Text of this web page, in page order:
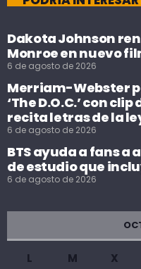
Dakota Johnson
Monroe en nuevo
6 de agosto de 2026
Merriam-Webster
‘The D.O.C.’ con
recita letras de la
6 de agosto de 2026
BTS ayuda a fans
de estudio que
6 de agosto de 2026
L M X